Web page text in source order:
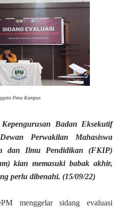
Pena Kampus
Badan Eksekutif
Perwakilan Mahasiswa
dan Ilmu Pendidikan (FKIP)
kian memasuki babak akhir,
perlu dibenahi. (15/09/22)
menggelar sidang evaluasi